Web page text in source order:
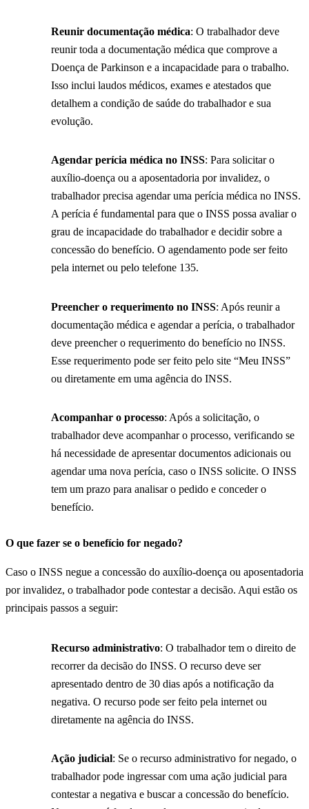
Reunir documentação médica: O trabalhador deve
reunir toda a documentação médica que comprove a
Doença de Parkinson e a incapacidade para o trabalho.
Isso inclui laudos médicos, exames e atestados que
detalhem a condição de saúde do trabalhador e sua
evolução.
Agendar perícia médica no INSS: Para solicitar o
auxílio-doença ou a aposentadoria por invalidez, o
trabalhador precisa agendar uma perícia médica no INSS.
A perícia é fundamental para que o INSS possa avaliar o
grau de incapacidade do trabalhador e decidir sobre a
concessão do benefício. O agendamento pode ser feito
pela internet ou pelo telefone 135.
Preencher o requerimento no INSS: Após reunir a
documentação médica e agendar a perícia, o trabalhador
deve preencher o requerimento do benefício no INSS.
Esse requerimento pode ser feito pelo site “Meu INSS”
ou diretamente em uma agência do INSS.
Acompanhar o processo: Após a solicitação, o
trabalhador deve acompanhar o processo, verificando se
há necessidade de apresentar documentos adicionais ou
agendar uma nova perícia, caso o INSS solicite. O INSS
tem um prazo para analisar o pedido e conceder o
benefício.
O que fazer se o benefício for negado?
Caso o INSS negue a concessão do auxílio-doença ou aposentadoria
por invalidez, o trabalhador pode contestar a decisão. Aqui estão os
principais passos a seguir:
Recurso administrativo: O trabalhador tem o direito de
recorrer da decisão do INSS. O recurso deve ser
apresentado dentro de 30 dias após a notificação da
negativa. O recurso pode ser feito pela internet ou
diretamente na agência do INSS.
Ação judicial: Se o recurso administrativo for negado, o
trabalhador pode ingressar com uma ação judicial para
contestar a negativa e buscar a concessão do benefício.